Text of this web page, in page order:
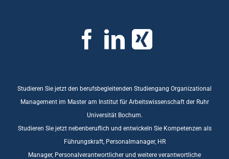
Studieren Sie jetzt den berufsbegleitenden Studiengang Organizational
Management im Master am Institut für Arbeitswissenschaft der Ruhr
Universität Bochum.
Studieren Sie jetzt nebenberuflich und entwickeln Sie Kompetenzen als
Führungskraft, Personalmanager, HR
Manager, Personalverantwortlicher und weitere verantwortliche